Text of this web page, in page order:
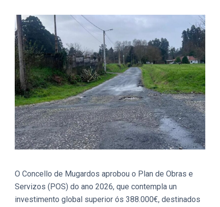
O Concello de Mugardos aprobou o Plan de Obras e
Servizos (POS) do ano 2026, que contempla un
investimento global superior ós 388.000€, destinados